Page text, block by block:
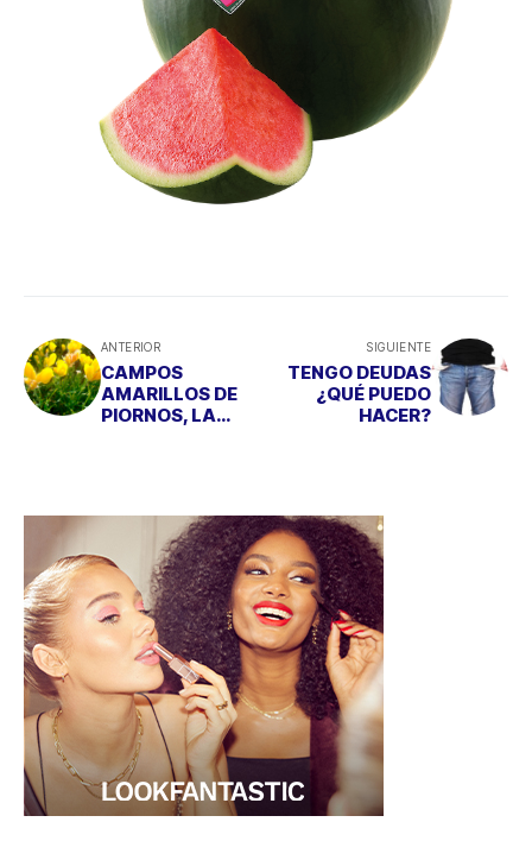
ANTERIOR
CAMPOS
AMARILLOS DE
PIORNOS, LA
SIGUIENTE
TENGO DEUDAS
¿QUÉ PUEDO
HACER?